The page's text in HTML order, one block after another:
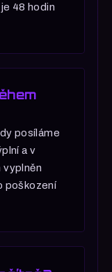
48 hodin
posíláme
a v
vyplněn
poškození